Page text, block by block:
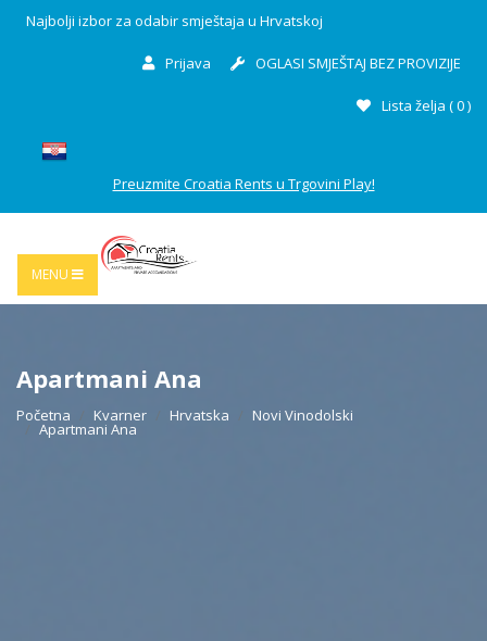
Najbolji izbor za odabir smještaja u Hrvatskoj
Prijava OGLASI SMJEŠTAJ BEZ PROVIZIJE
Lista želja (0)
Preuzmite Croatia Rents u Trgovini Play!
MENU
Apartmani Ana
Početna Kvarner Hrvatska Novi Vinodolski
Apartmani Ana